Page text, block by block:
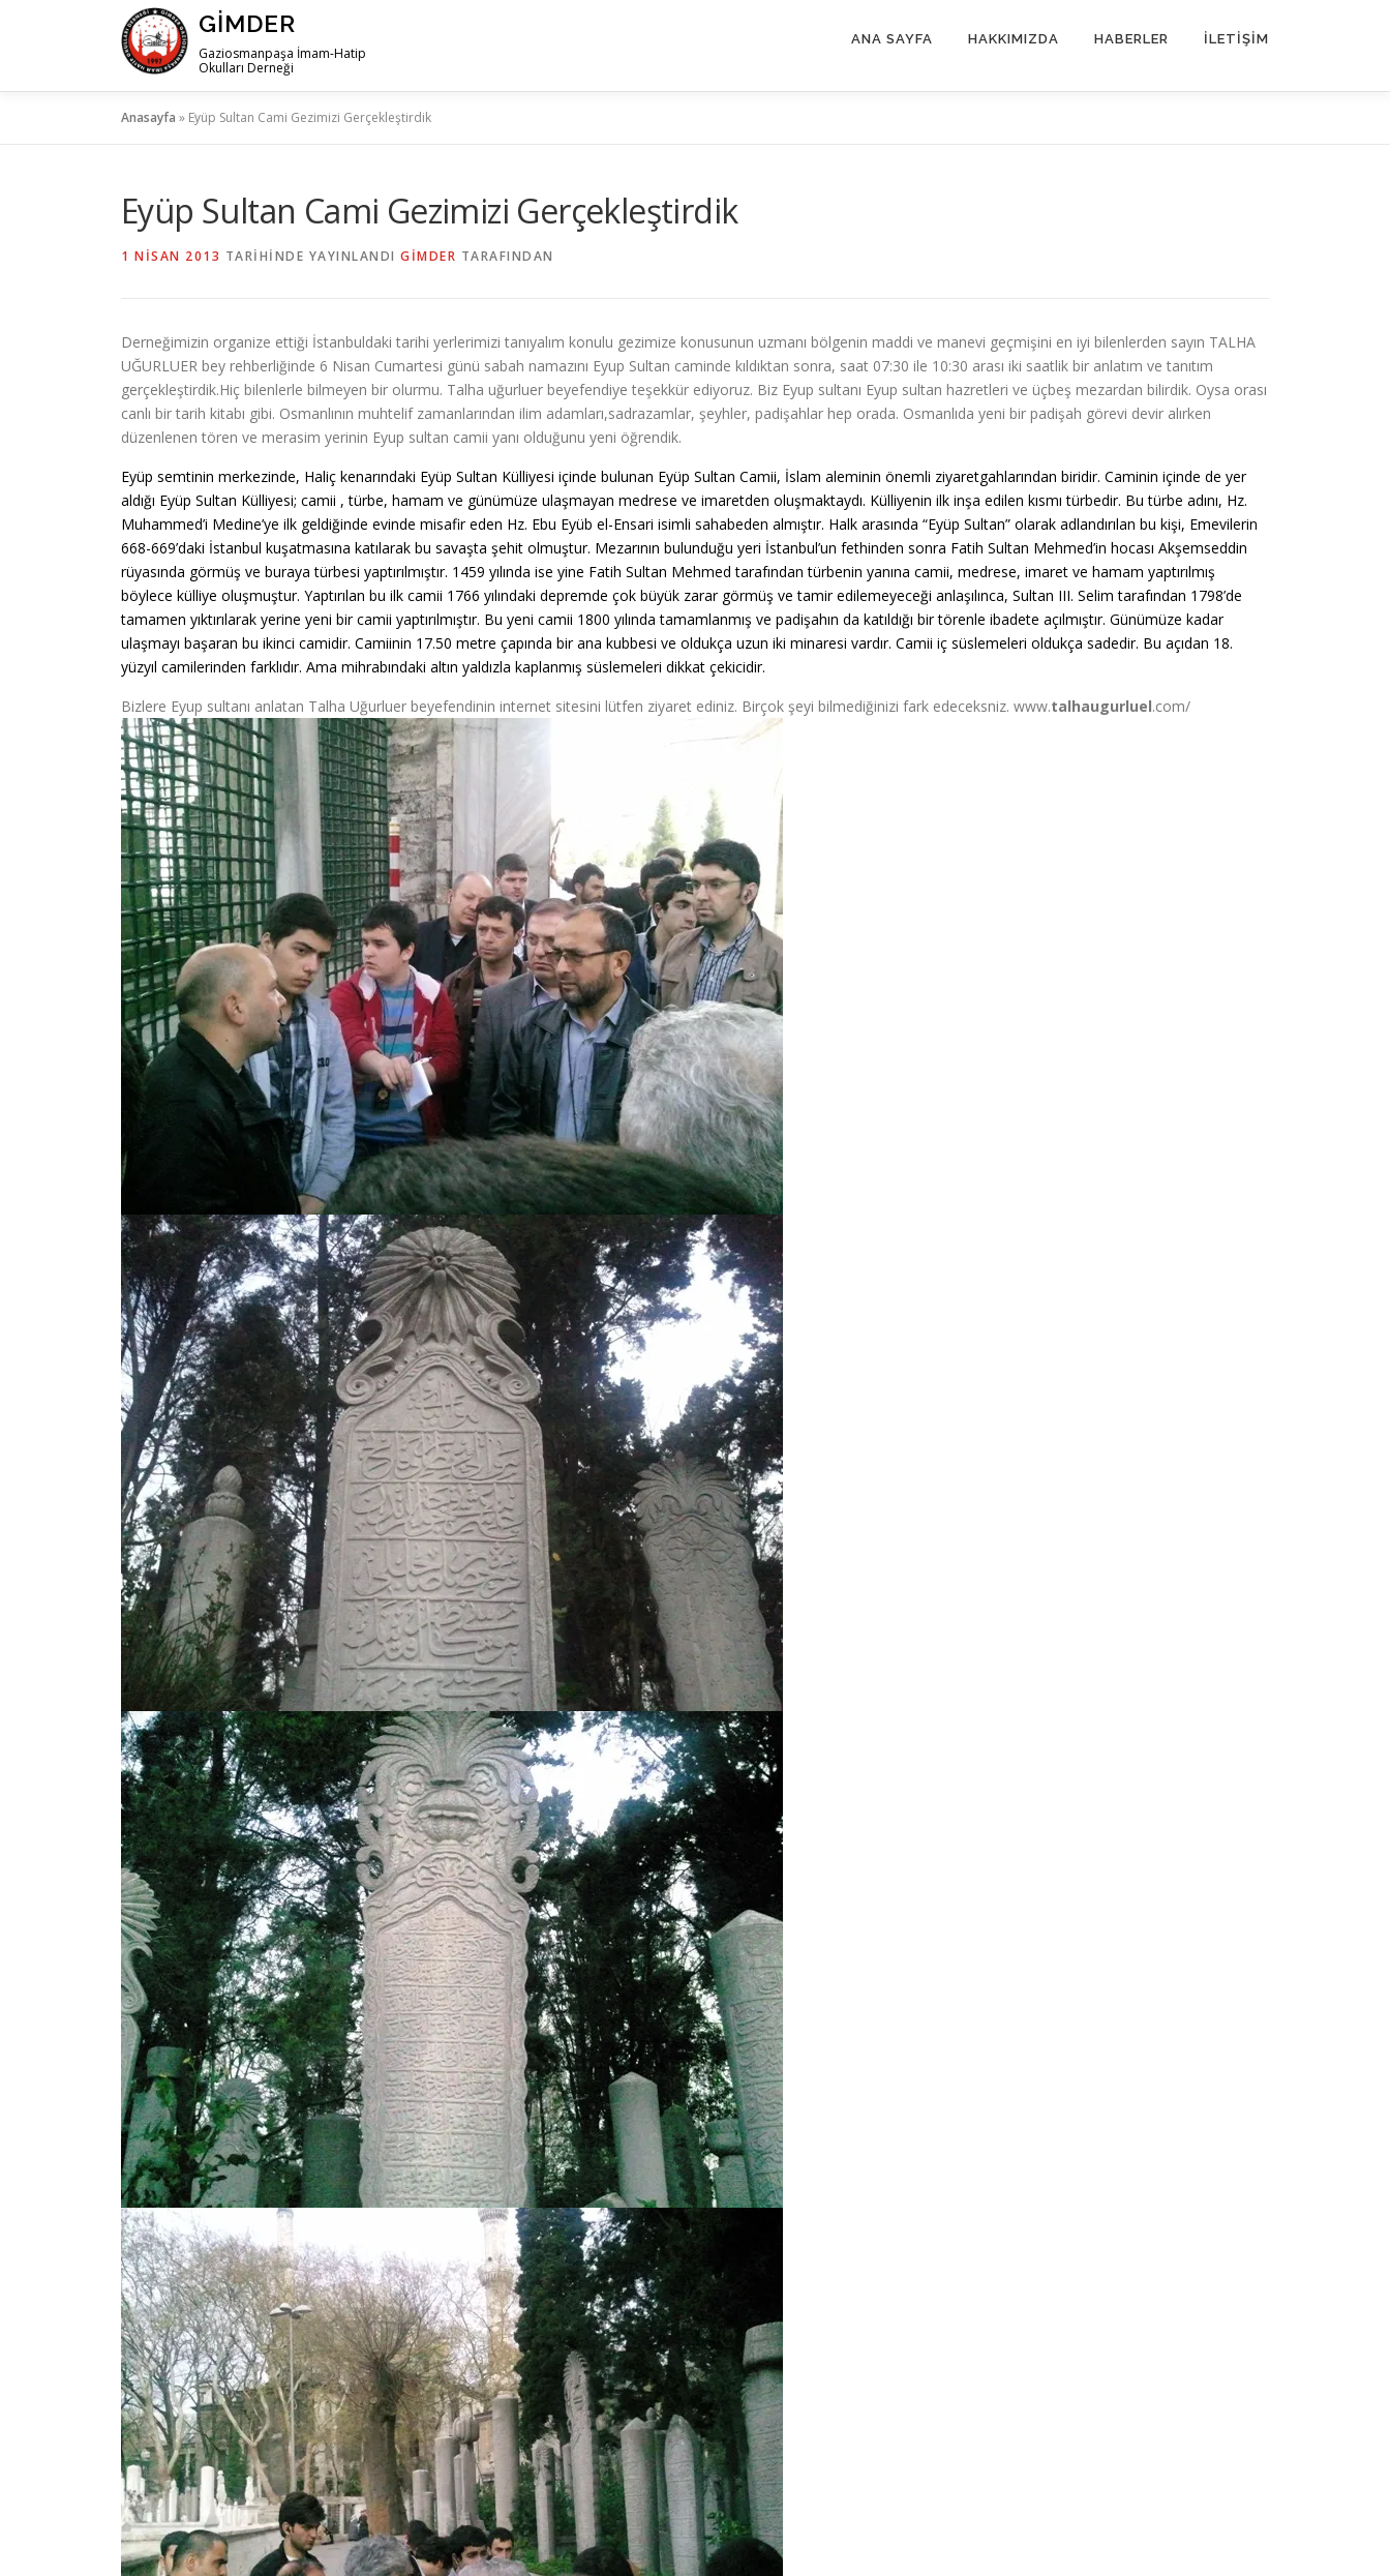
GIMDER
Gaziosmanpaşa İmam-Hatip
Okulları Derneği
ANA SAYFA HAKKIMIZDA HABERLER İLETIŞIM
Anasayfa » Eyüp Sultan Cami Gezimizi Gerçekleştirdik
Eyüp Sultan Cami Gezimizi Gerçekleştirdik
1 NISAN 2013 TARIHINDE YAYINLANDI GIMDER TARAFINDAN
Derneğimizin organize ettiği İstanbuldaki tarihi yerlerimizi tanıyalım konulu gezimize konusunun uzmanı bölgenin maddi ve manevi geçmişini en iyi bilenlerden sayın TALHA
UĞURLUER bey rehberliğinde 6 Nisan Cumartesi günü sabah namazını Eyup Sultan caminde kıldıktan sonra, saat 07:30 ile 10:30 arası iki saatlik bir anlatım ve tanıtım
gerçekleştirdik.Hiç bilenlerle bilmeyen bir olurmu. Talha uğurluer beyefendiye teşekkür ediyoruz. Biz Eyup sultanı Eyup sultan hazretleri ve üçbeş mezardan bilirdik. Oysa orası
canlı bir tarih kitabı gibi. Osmanlının muhtelif zamanlarından ilim adamları,sadrazamlar, şeyhler, padişahlar hep orada. Osmanlıda yeni bir padişah görevi devir alırken
düzenlenen tören ve merasim yerinin Eyup sultan camii yanı olduğunu yeni öğrendik.
Eyüp semtinin merkezinde, Haliç kenarındaki Eyüp Sultan Külliyesi içinde bulunan Eyüp Sultan Camii, İslam aleminin önemli ziyaretgahlarından biridir. Caminin içinde de yer
aldığı Eyüp Sultan Külliyesi; camii , türbe, hamam ve günümüze ulaşmayan medrese ve imaretden oluşmaktaydı. Külliyenin ilk inşa edilen kısmı türbedir. Bu türbe adını, Hz.
Muhammed’i Medine’ye ilk geldiğinde evinde misafir eden Hz. Ebu Eyüb el-Ensari isimli sahabeden almıştır. Halk arasında “Eyüp Sultan” olarak adlandırılan bu kişi, Emevilerin
668-669’daki İstanbul kuşatmasına katılarak bu savaşta şehit olmuştur. Mezarının bulunduğu yeri İstanbul’un fethinden sonra Fatih Sultan Mehmed’in hocası Akşemseddin
rüyasında görmüş ve buraya türbesi yaptırılmıştır. 1459 yılında ise yine Fatih Sultan Mehmed tarafından türbenin yanına camii, medrese, imaret ve hamam yaptırılmış
böylece külliye oluşmuştur. Yaptırılan bu ilk camii 1766 yılındaki depremde çok büyük zarar görmüş ve tamir edilemeyeceği anlaşılınca, Sultan III. Selim tarafından 1798’de
tamamen yıktırılarak yerine yeni bir camii yaptırılmıştır. Bu yeni camii 1800 yılında tamamlanmış ve padişahın da katıldığı bir törenle ibadete açılmıştır. Günümüze kadar
ulaşmayı başaran bu ikinci camidir. Camiinin 17.50 metre çapında bir ana kubbesi ve oldukça uzun iki minaresi vardır. Camii iç süslemeleri oldukça sadedir. Bu açıdan 18.
yüzyıl camilerinden farklıdır. Ama mihrabındaki altın yaldızla kaplanmış süslemeleri dikkat çekicidir.
Bizlere Eyup sultanı anlatan Talha Uğurluer beyefendinin internet sitesini lütfen ziyaret ediniz. Birçok şeyi bilmediğinizi fark edeceksniz. www.talhaugurluel.com/